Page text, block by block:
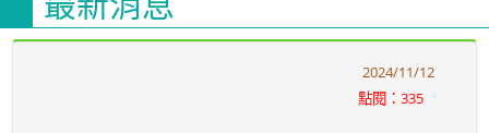
2024/11/12
點閱：335